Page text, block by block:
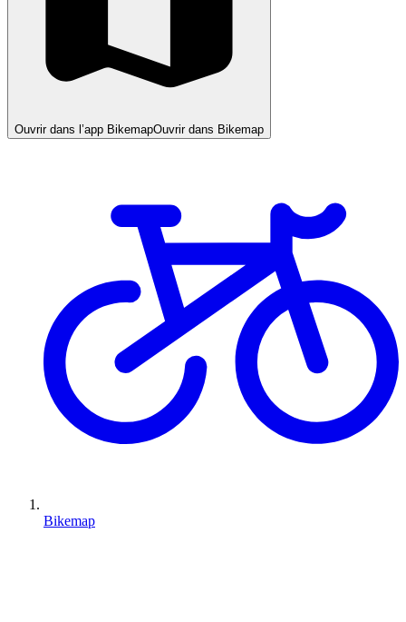
Ouvrir dans l’app BikemapOuvrir dans Bikemap
Bikemap